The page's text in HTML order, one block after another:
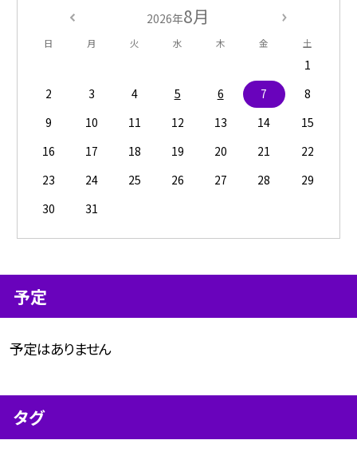
2026年8月
日 月 火 水 木 金 土
1
2
3 4 5 6 7
8
9
10 11 12 13 14
15
16
17 18 19 20 21
22
23
24 25 26 27 28
29
30
31
予定
予定はありません
タグ